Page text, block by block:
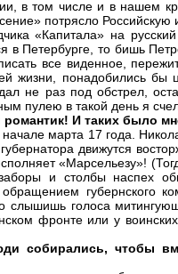
в том числе и в нашем
потрясло
«Капитала» на
в Петербурге, то бишь
все виденное,
жизни, понадобились
не раз под обстрел,
пулею в такой день я
И таких было
марта 17 года.
движутся
«Марсельезу»!
и столбы наспех
обращением губернского
голоса
фронте или у
собирались, чтобы